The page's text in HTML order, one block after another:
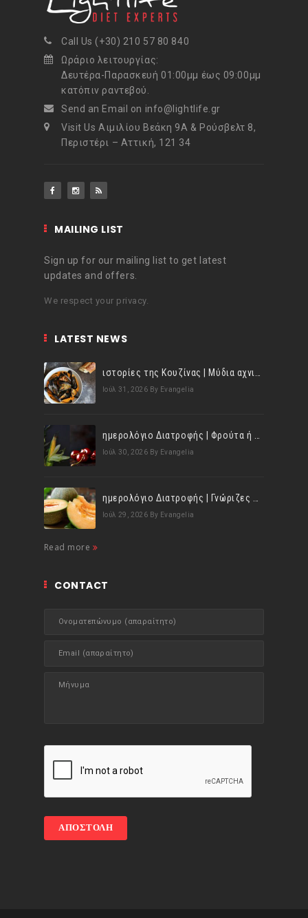
Call Us (+30) 210 57 80 840
Ωράριο λειτουργίας:
Δευτέρα-Παρασκευή 01:00μμ έως 09:00μμ
κατόπιν ραντεβού.
Send an Email on info@lightlife.gr
Visit Us Αιμιλίου Βεάκη 9Α & Ρούσβελτ 8,
Περιστέρι – Αττική, 121 34
MAILING LIST
Sign up for our mailing list to get latest
updates and offers.
We respect your privacy.
LATEST NEWS
Ιούλ 31, 2026 By Evangelia
Ιούλ 30, 2026 By Evangelia
Ιούλ 29, 2026 By Evangelia
Read more
CONTACT